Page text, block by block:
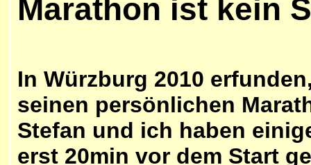
Marathon ist kein
In Würzburg 2010
seinen persönlichen
Stefan und ich haben
erst 20min vor dem Start